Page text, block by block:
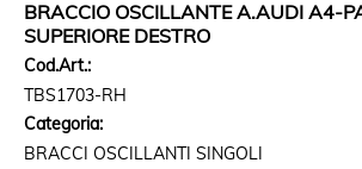
BRACCIO OSCILLANTE A.AUDI A4-
SUPERIORE DESTRO
Cod.Art.:
TBS1703-RH
Categoria:
BRACCI OSCILLANTI SINGOLI